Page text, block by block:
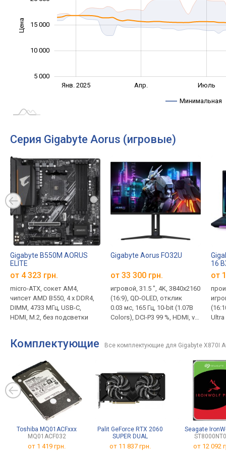
Цена 10 000
10 000
15 000
5 000
Янв. 2025 Апр. Июль
Минимальная
Серия Gigabyte Aorus (игровые)
Gigabyte B550M AORUS
ELITE
от 4 323 грн.
micro-ATX, сокет AM4,
чипсет AMD B550, 4 x DDR4,
DIMM, 4733 МГц, USB-C,
HDMI, M.2, без подсветки
Gigabyte Aorus FO32U
от 33 300 грн.
игровой, 31.5 ", 4K, 3840x2160
(16:9), QD-OLED, отклик
0.03 мс, 165 Гц, 10-bit (1.07B
Colors), DCI-P3 99 %, HDMI, v
USB-A 2x5Gbps, KVM-
HDR, TÜV Rheinland
16
от
Ultra
2.5
Комплектующие Все комплектующие для Gigabyte X870I
Toshiba MQ01ACFxxx
MQ01ACF032
от 1 419 грн.
Palit GeForce RTX 2060
SUPER DUAL
от 11 837 грн.
Seagate
от 12 092